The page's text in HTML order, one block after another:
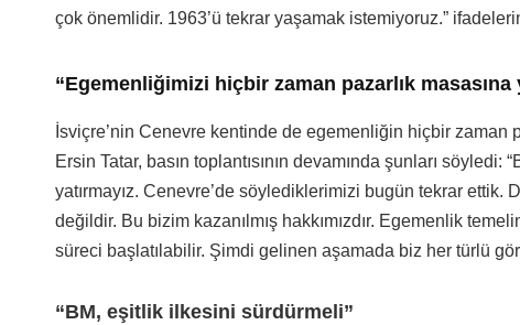
çok önemlidir. 1963’ü tekrar yaşamak istemiyoruz.”
“Egemenliğimizi hiçbir zaman pazarlık masasına
İsviçre’nin Cenevre kentinde de egemenliğin hiçbir zaman
Ersin Tatar, basın toplantısının devamında şunları
yatırmayız. Cenevre’de söylediklerimizi bugün tekrar ettik.
değildir. Bu bizim kazanılmış hakkımızdır. Egemenlik
süreci başlatılabilir. Şimdi gelinen aşamada biz her türlü
“BM, eşitlik ilkesini sürdürmeli”